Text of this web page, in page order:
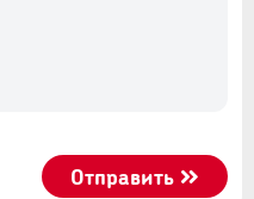
Отправить